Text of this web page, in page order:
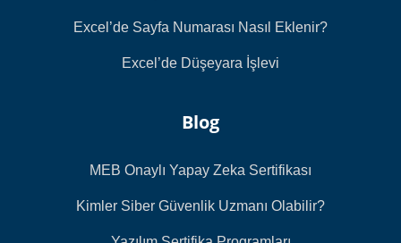
Excel’de Sayfa Numarası Nasıl Eklenir?
Excel’de Düşeyara İşlevi
Blog
MEB Onaylı Yapay Zeka Sertifikası
Kimler Siber Güvenlik Uzmanı Olabilir?